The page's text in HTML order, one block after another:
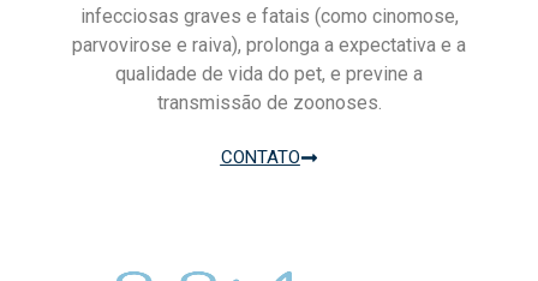
infecciosas graves e fatais (como cinomose,
parvovirose e raiva), prolonga a expectativa e a
qualidade de vida do pet, e previne a
transmissão de zoonoses.
CONTATO